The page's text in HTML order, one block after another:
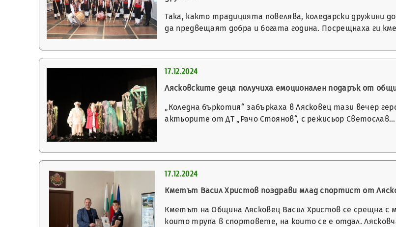
Така, както традицията повелява, коледарски дружини
да предвещаят добра и богата година. Посрещнаха ги
17.12.2024
Лясковските деца получиха емоционален подарък от
„Коледна бъркотия“ забъркаха в Лясковец тази вечер
актьорите от ДТ „Рачо Стоянов“, с режисьор Светослав…
17.12.2024
Кметът Васил Христов поздрави млад спортист от
Кметът на Община Лясковец Васил Христов се срещна с
които трупа в спортовете, на които се е отдал.